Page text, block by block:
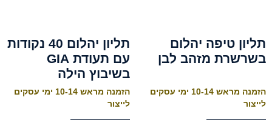
תליון טיפה יהלום
בשרשרת מזהב לבן
הזמנה מראש 10-14 ימי עסקים
לייצור
תליון יהלום 40 נקודות
עם תעודת GIA
בשיבוץ הילה
הזמנה מראש 10-14 ימי עסקים
לייצור